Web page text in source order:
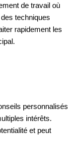
de travail où
techniques
rapidement les
personnalisés
intérêts.
et peut